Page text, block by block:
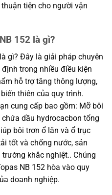
tiện cho người vận
152 là gì?
gì? Đây là giải pháp chuyên
trong nhiều điều kiện
hỗ trợ tăng thông lượng,
thiên của quy trình.
cung cấp bao gồm: Mỡ bôi
chứa dầu hydrocacbon tổng
bôi trơn ổ lăn và ổ trục
tốt và chống nước, sản
khắc nghiệt.. Chúng
NB 152 hòa vào quy
doanh nghiệp.